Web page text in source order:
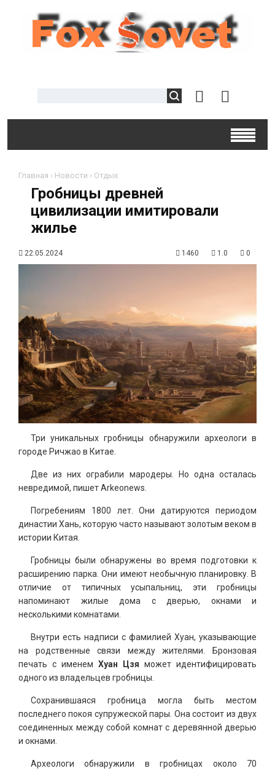
Главная › Новости › Отдых
Гробницы древней
цивилизации имитировали
жилье
22.05.2024 1460 1.0 0
Три уникальных гробницы обнаружили археологи в
городе Ричжао в Китае.
Две из них ограбили мародеры. Но одна осталась
невредимой, пишет Arkeonews.
Погребениям 1800 лет. Они датируются периодом
династии Хань, которую часто называют золотым веком в
истории Китая.
Гробницы были обнаружены во время подготовки к
расширению парка. Они имеют необычную планировку. В
отличие от типичных усыпальниц, эти гробницы
напоминают жилые дома с дверью, окнами и
несколькими комнатами.
Внутри есть надписи с фамилией Хуан, указывающие
на родственные связи между жителями. Бронзовая
печать с именем Хуан Цзя может идентифицировать
одного из владельцев гробницы.
Сохранившаяся гробница могла быть местом
последнего покоя супружеской пары. Она состоит из двух
соединенных между собой комнат с деревянной дверью
и окнами.
Археологи обнаружили в гробницах около 70